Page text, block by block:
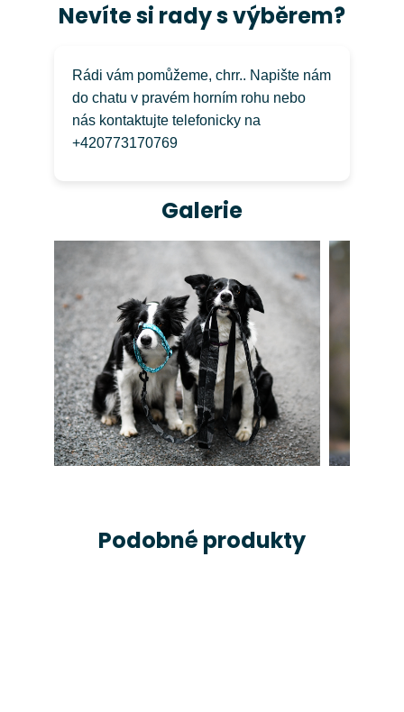
Nevíte si rady s výběrem?
Rádi vám pomůžeme, chrr.. Napište nám
do chatu v pravém horním rohu nebo
nás kontaktujte telefonicky na
+420773170769
Galerie
Podobné produkty